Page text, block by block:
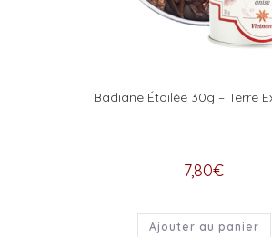
Badiane Étoilée 30g – Terre
7,80€
Ajouter au panier